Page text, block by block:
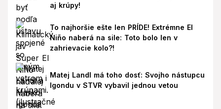
aj krúpy!
To najhoršie ešte len PRÍDE! Extrémne El
Niño naberá na sile: Toto bolo len v
zahrievacie kolo?!
Matej Landl má toho dosť: Svojho nástupcu
Igondu v STVR vybavil jednou vetou